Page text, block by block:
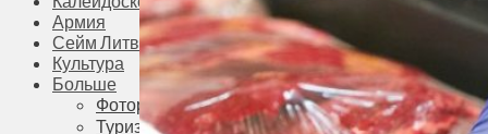
Армия
Сейм Литвы
Культура
Больше
Фоторепортаж
Туризм